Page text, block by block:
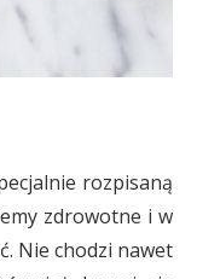
rozpisaną
zdrowotne i w
Nie chodzi nawet